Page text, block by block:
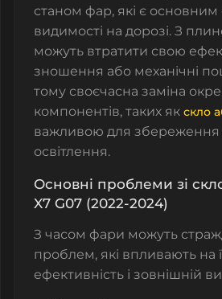
станом фар, які є
видимості на дорозі. З
можуть втратити свою
зношення або механічні
тому своєчасна заміна
компонентів, таких як скло
важливою для збереження
освітлення.
Основні проблеми зі
X7 G07 (2022-2024)
З часом фари можуть
проблем, які впливають на
ефективність і зовнішній